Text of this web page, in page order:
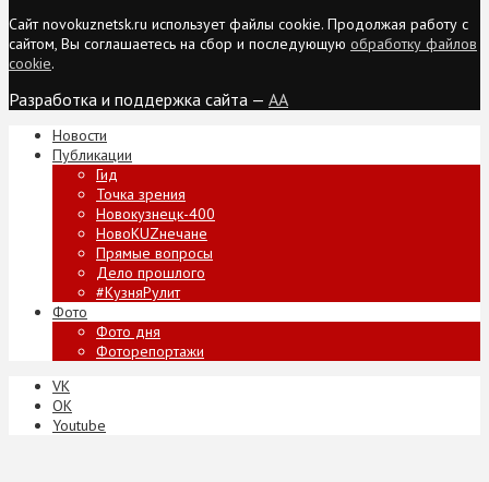
Сайт novokuznetsk.ru использует файлы cookie. Продолжая работу с
сайтом, Вы соглашаетесь на сбор и последующую обработку файлов
cookie.
Разработка и поддержка сайта — AA
Новости
Публикации
Гид
Точка зрения
Новокузнецк-400
НовоKUZнечане
Прямые вопросы
Дело прошлого
#КузняРулит
Фото
Фото дня
Фоторепортажи
VK
ОК
Youtube